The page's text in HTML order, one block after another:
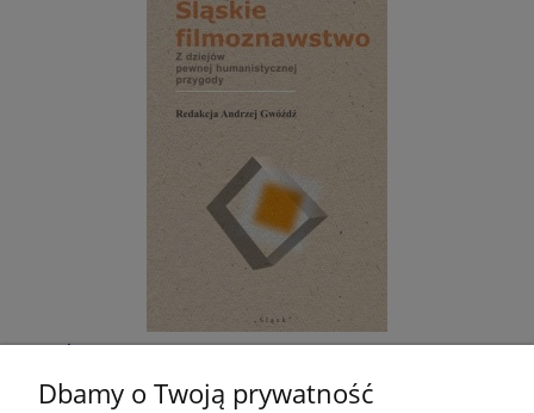
Śląskie filmoznawstwo. Z dziejów pewnej
humanistycznej przygody
Dbamy o Twoją prywatność